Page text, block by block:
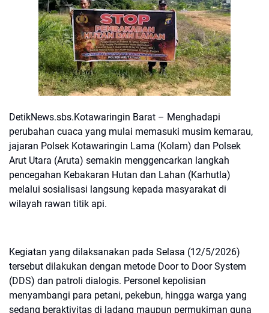
DetikNews.sbs.Kotawaringin Barat – Menghadapi
perubahan cuaca yang mulai memasuki musim kemarau,
jajaran Polsek Kotawaringin Lama (Kolam) dan Polsek
Arut Utara (Aruta) semakin menggencarkan langkah
pencegahan Kebakaran Hutan dan Lahan (Karhutla)
melalui sosialisasi langsung kepada masyarakat di
wilayah rawan titik api.
Kegiatan yang dilaksanakan pada Selasa (12/5/2026)
tersebut dilakukan dengan metode Door to Door System
(DDS) dan patroli dialogis. Personel kepolisian
menyambangi para petani, pekebun, hingga warga yang
sedang beraktivitas di ladang maupun permukiman guna